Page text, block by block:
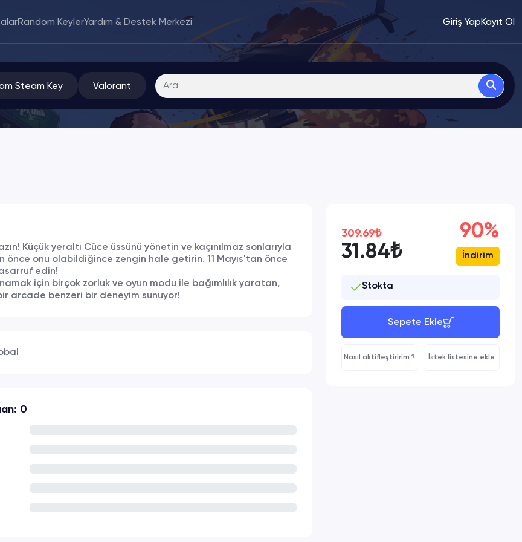
Random KeylerYardım & Destek Merkezi Giriş YapKayıt Ol
Steam Key Valorant
Küçük yeraltı Cüce üssünü yönetin ve kaçınılmaz sonlarıyla
önce onu olabildiğince zengin hale getirin. 11 Mayıs'tan önce
edin!
için birçok zorluk ve oyun modu ile bağımlılık yaratan,
arcade benzeri bir deneyim sunuyor!
0
309.69₺
31.84₺
90%
İndirim
Stokta
Sepete Ekle
Nasıl aktifleştiririm ? İstek listesine ekle